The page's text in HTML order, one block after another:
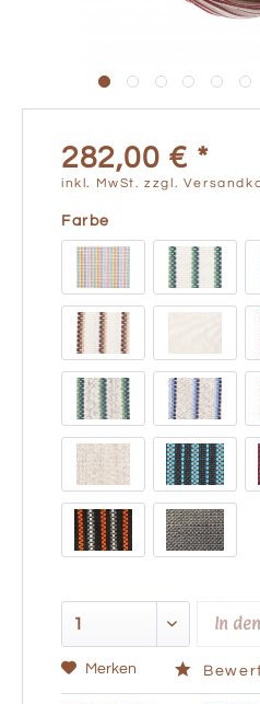
282,00 € *
inkl. MwSt.zzgl.
Farbe
In den
Merken